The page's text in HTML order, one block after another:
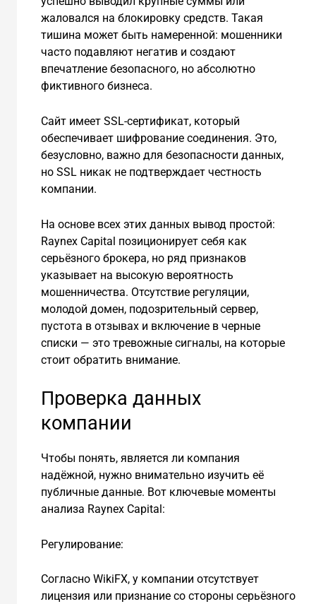
жаловался на блокировку средств. Такая
тишина может быть намеренной: мошенники
часто подавляют негатив и создают
впечатление безопасного, но абсолютно
фиктивного бизнеса.
Сайт имеет SSL-сертификат, который
обеспечивает шифрование соединения. Это,
безусловно, важно для безопасности данных,
но SSL никак не подтверждает честность
компании.
На основе всех этих данных вывод простой:
Raynex Capital позиционирует себя как
серьёзного брокера, но ряд признаков
указывает на высокую вероятность
мошенничества. Отсутствие регуляции,
молодой домен, подозрительный сервер,
пустота в отзывах и включение в черные
списки — это тревожные сигналы, на которые
стоит обратить внимание.
Проверка данных
компании
Чтобы понять, является ли компания
надёжной, нужно внимательно изучить её
публичные данные. Вот ключевые моменты
анализа Raynex Capital:
Регулирование:
Согласно WikiFX, у компании отсутствует
лицензия или признание со стороны серьёзного